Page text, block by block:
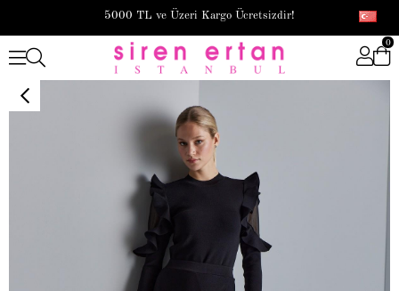
5000 TL ve Üzeri Kargo Ücretsizdir!
0